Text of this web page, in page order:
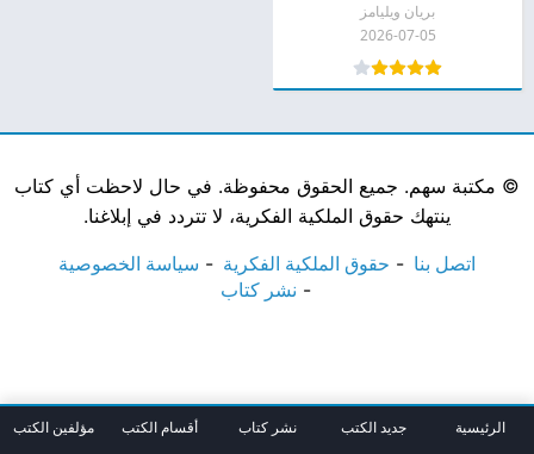
بريان ويليامز
2026-07-05
© مكتبة سهم. جميع الحقوق محفوظة. في حال لاحظت أي كتاب
ينتهك حقوق الملكية الفكرية، لا تتردد في إبلاغنا.
اتصل بنا حقوق الملكية الفكرية
سياسة الخصوصية
نشر كتاب
الرئيسية جديد الكتب نشر كتاب أقسام الكتب مؤلفين الكتب